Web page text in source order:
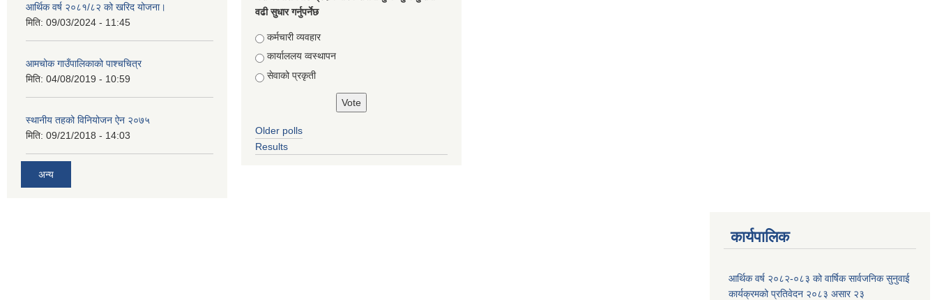
आर्थिक वर्ष २०८१/८२ को खरिद योजना।
मिति: 09/03/2024 - 11:45
आमचोक गाउँपालिकाको पाश्चचित्र
मिति: 04/08/2019 - 10:59
स्थानीय तहको विनियोजन ऐन २०७५
मिति: 09/21/2018 - 14:03
अन्य
वढी सुधार गर्नुपर्नेछ
Choices
कर्मचारी व्यवहार
कार्याललय व्वस्थापन
सेवाको प्रकृती
Older polls
Results
कार्यपालिक
आर्थिक वर्ष २०८२-०८३ को वार्षिक सार्वजनिक सुनुवाई
कार्यक्रमको प्रतिवेदन २०८३ असार २३